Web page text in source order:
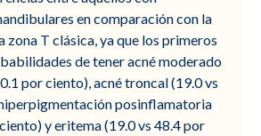
en comparación con la
zona T clásica, ya que los primeros
de tener acné moderado
por ciento), acné troncal (19.0 vs
posinflamatoria
y eritema (19.0 vs 48.4 por